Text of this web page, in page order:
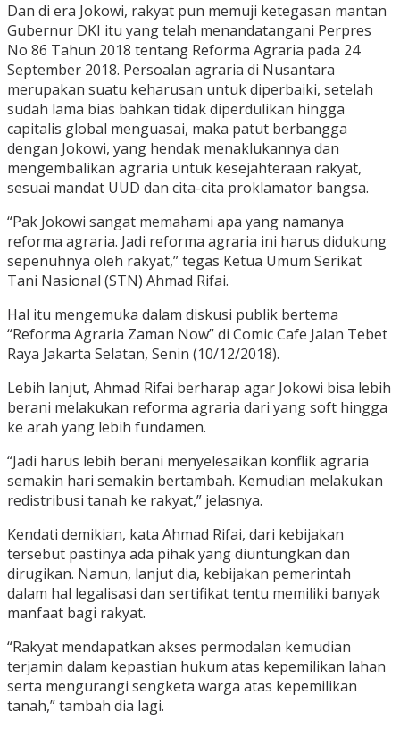
Dan di era Jokowi, rakyat pun memuji ketegasan mantan
Gubernur DKI itu yang telah menandatangani Perpres
No 86 Tahun 2018 tentang Reforma Agraria pada 24
September 2018. Persoalan agraria di Nusantara
merupakan suatu keharusan untuk diperbaiki, setelah
sudah lama bias bahkan tidak diperdulikan hingga
capitalis global menguasai, maka patut berbangga
dengan Jokowi, yang hendak menaklukannya dan
mengembalikan agraria untuk kesejahteraan rakyat,
sesuai mandat UUD dan cita-cita proklamator bangsa.
“Pak Jokowi sangat memahami apa yang namanya
reforma agraria. Jadi reforma agraria ini harus didukung
sepenuhnya oleh rakyat,” tegas Ketua Umum Serikat
Tani Nasional (STN) Ahmad Rifai.
Hal itu mengemuka dalam diskusi publik bertema
“Reforma Agraria Zaman Now” di Comic Cafe Jalan Tebet
Raya Jakarta Selatan, Senin (10/12/2018).
Lebih lanjut, Ahmad Rifai berharap agar Jokowi bisa lebih
berani melakukan reforma agraria dari yang soft hingga
ke arah yang lebih fundamen.
“Jadi harus lebih berani menyelesaikan konflik agraria
semakin hari semakin bertambah. Kemudian melakukan
redistribusi tanah ke rakyat,” jelasnya.
Kendati demikian, kata Ahmad Rifai, dari kebijakan
tersebut pastinya ada pihak yang diuntungkan dan
dirugikan. Namun, lanjut dia, kebijakan pemerintah
dalam hal legalisasi dan sertifikat tentu memiliki banyak
manfaat bagi rakyat.
“Rakyat mendapatkan akses permodalan kemudian
terjamin dalam kepastian hukum atas kepemilikan lahan
serta mengurangi sengketa warga atas kepemilikan
tanah,” tambah dia lagi.